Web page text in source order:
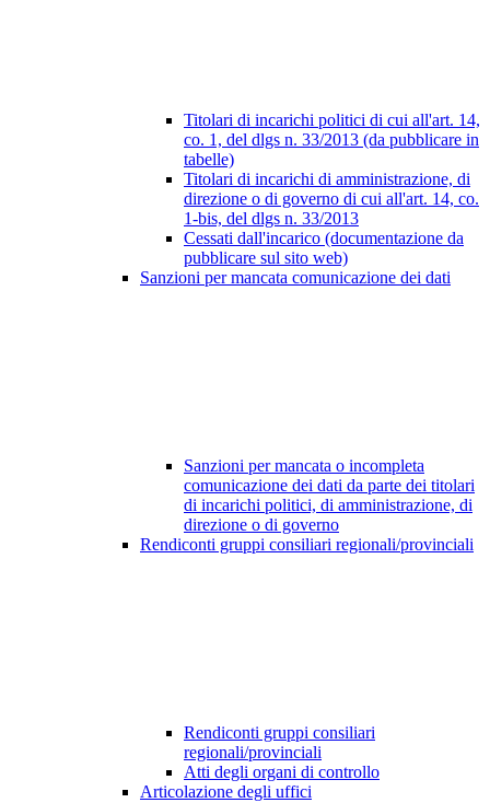
Titolari di incarichi politici di cui all'art. 14,
co. 1, del dlgs n. 33/2013 (da pubblicare in
tabelle)
Titolari di incarichi di amministrazione, di
direzione o di governo di cui all'art. 14, co.
1-bis, del dlgs n. 33/2013
Cessati dall'incarico (documentazione da
pubblicare sul sito web)
Sanzioni per mancata comunicazione dei dati
Sanzioni per mancata o incompleta
comunicazione dei dati da parte dei titolari
di incarichi politici, di amministrazione, di
direzione o di governo
Rendiconti gruppi consiliari regionali/provinciali
Rendiconti gruppi consiliari
regionali/provinciali
Atti degli organi di controllo
Articolazione degli uffici